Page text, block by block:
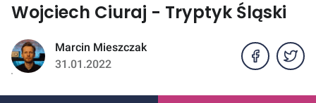
Wojciech Ciuraj - Tryptyk Śląski
Marcin Mieszczak
31.01.2022